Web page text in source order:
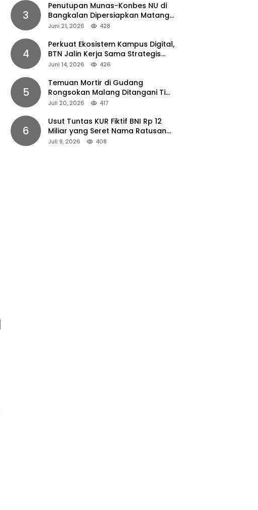
3
Penutupan Munas-Konbes NU di
Bangkalan Dipersiapkan Matang,
Gus Ipul Turun Tangan
Juni 21, 2026 428
4
Perkuat Ekosistem Kampus Digital,
BTN Jalin Kerja Sama Strategis
dengan UNAIR
Juni 14, 2026 426
5
Temuan Mortir di Gudang
Rongsokan Malang Ditangani Tim
Gegana Polda Jatim
Juli 20, 2026 417
6
Usut Tuntas KUR Fiktif BNI Rp 12
Miliar yang Seret Nama Ratusan
Petani Jember
Juli 9, 2026 408